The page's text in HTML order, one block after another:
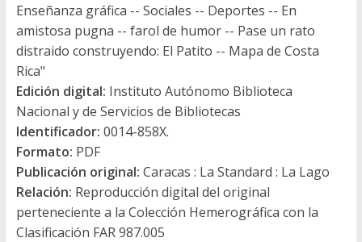
Enseñanza gráfica -- Sociales -- Deportes -- En
amistosa pugna -- farol de humor -- Pase un rato
distraido construyendo: El Patito -- Mapa de Costa
Rica"
Edición digital: Instituto Autónomo Biblioteca
Nacional y de Servicios de Bibliotecas
Identificador: 0014-858X.
Formato: PDF
Publicación original: Caracas : La Standard : La Lago
Relación: Reproducción digital del original
perteneciente a la Colección Hemerográfica con la
Clasificación FAR 987.005